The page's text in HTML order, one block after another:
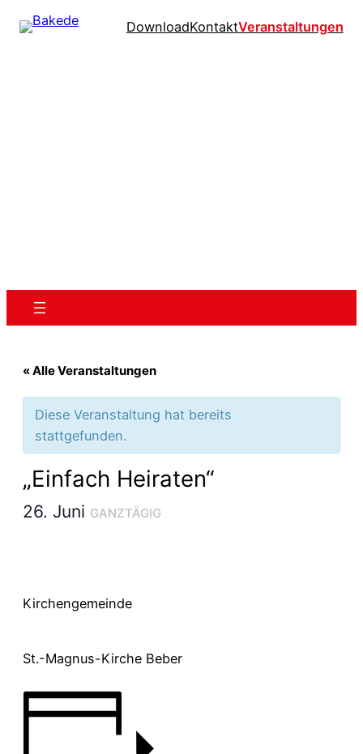
DownloadKontaktVeranstaltungen
« Alle Veranstaltungen
Diese Veranstaltung hat bereits
stattgefunden.
„Einfach Heiraten“
26. Juni GANZTÄGIG
Kirchengemeinde
St.-Magnus-Kirche Beber